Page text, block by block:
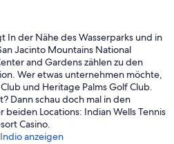
In der Nähe des Wasserparks und in
Jacinto Mountains National
and Gardens zählen zu den
Wer etwas unternehmen möchte,
und Heritage Palms Golf Club.
Dann schau doch mal in den
Locations: Indian Wells Tennis
Casino.
anzeigen